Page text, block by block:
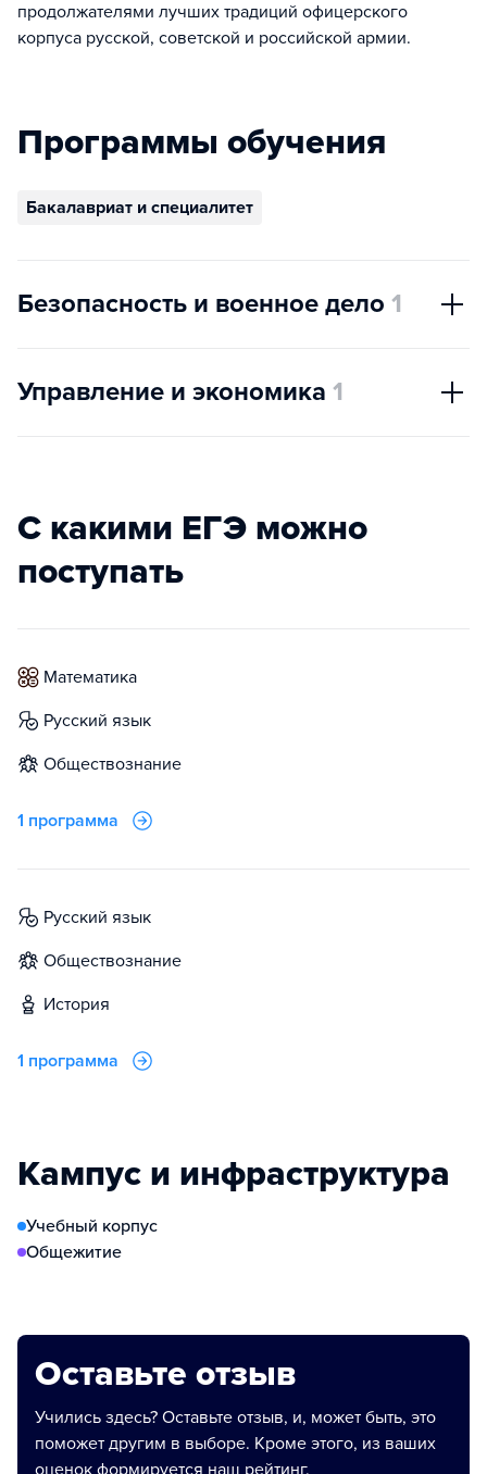
продолжателями лучших традиций офицерского
корпуса русской, советской и российской армии.
Программы обучения
Бакалавриат и специалитет
Безопасность и военное дело 1
Управление и экономика 1
С какими ЕГЭ можно
поступать
математика
русский язык
обществознание
1 программа
русский язык
обществознание
история
1 программа
Кампус и инфраструктура
Учебный корпус
Общежитие
Оставьте отзыв
Учились здесь? Оставьте отзыв, и, может быть, это
поможет другим в выборе. Кроме этого, из ваших
оценок формируется наш рейтинг.